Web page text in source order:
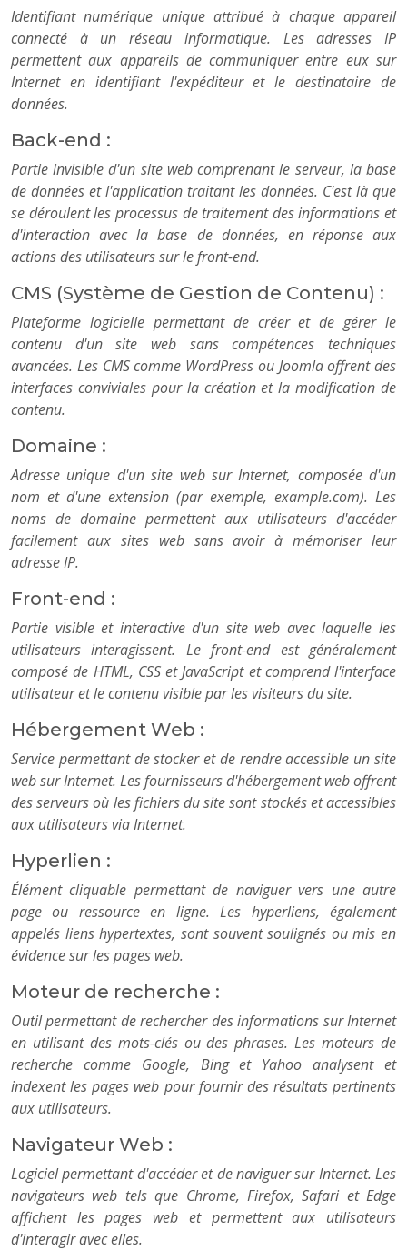
Identifiant numérique unique attribué à chaque appareil
connecté à un réseau informatique. Les adresses IP
permettent aux appareils de communiquer entre eux sur
Internet en identifiant l'expéditeur et le destinataire de
données.
Back-end :
Partie invisible d'un site web comprenant le serveur, la base
de données et l'application traitant les données. C'est là que
se déroulent les processus de traitement des informations et
d'interaction avec la base de données, en réponse aux
actions des utilisateurs sur le front-end.
CMS (Système de Gestion de Contenu) :
Plateforme logicielle permettant de créer et de gérer le
contenu d'un site web sans compétences techniques
avancées. Les CMS comme WordPress ou Joomla offrent des
interfaces conviviales pour la création et la modification de
contenu.
Domaine :
Adresse unique d'un site web sur Internet, composée d'un
nom et d'une extension (par exemple, example.com). Les
noms de domaine permettent aux utilisateurs d'accéder
facilement aux sites web sans avoir à mémoriser leur
adresse IP.
Front-end :
Partie visible et interactive d'un site web avec laquelle les
utilisateurs interagissent. Le front-end est généralement
composé de HTML, CSS et JavaScript et comprend l'interface
utilisateur et le contenu visible par les visiteurs du site.
Hébergement Web :
Service permettant de stocker et de rendre accessible un site
web sur Internet. Les fournisseurs d'hébergement web offrent
des serveurs où les fichiers du site sont stockés et accessibles
aux utilisateurs via Internet.
Hyperlien :
Élément cliquable permettant de naviguer vers une autre
page ou ressource en ligne. Les hyperliens, également
appelés liens hypertextes, sont souvent soulignés ou mis en
évidence sur les pages web.
Moteur de recherche :
Outil permettant de rechercher des informations sur Internet
en utilisant des mots-clés ou des phrases. Les moteurs de
recherche comme Google, Bing et Yahoo analysent et
indexent les pages web pour fournir des résultats pertinents
aux utilisateurs.
Navigateur Web :
Logiciel permettant d'accéder et de naviguer sur Internet. Les
navigateurs web tels que Chrome, Firefox, Safari et Edge
affichent les pages web et permettent aux utilisateurs
d'interagir avec elles.